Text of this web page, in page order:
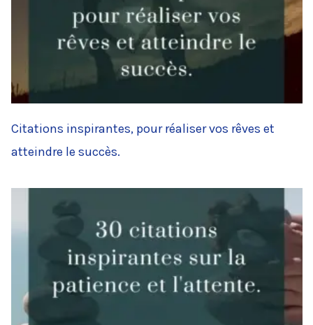
Citations inspirantes, pour réaliser vos rêves et
atteindre le succès.